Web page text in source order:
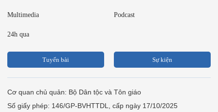
Multimedia Podcast
24h qua
Tuyến bài Sự kiện
Cơ quan chủ quản: Bộ Dân tộc và Tôn giáo
Số giấy phép: 146/GP-BVHTTDL, cấp ngày 17/10/2025